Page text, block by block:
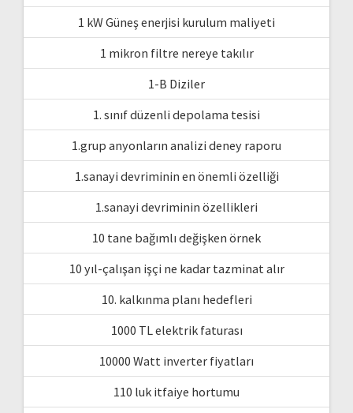
1 kW Güneş enerjisi kurulum maliyeti
1 mikron filtre nereye takılır
1-B Diziler
1. sınıf düzenli depolama tesisi
1.grup anyonların analizi deney raporu
1.sanayi devriminin en önemli özelliği
1.sanayi devriminin özellikleri
10 tane bağımlı değişken örnek
10 yıl-çalışan işçi ne kadar tazminat alır
10. kalkınma planı hedefleri
1000 TL elektrik faturası
10000 Watt inverter fiyatları
110 luk itfaiye hortumu